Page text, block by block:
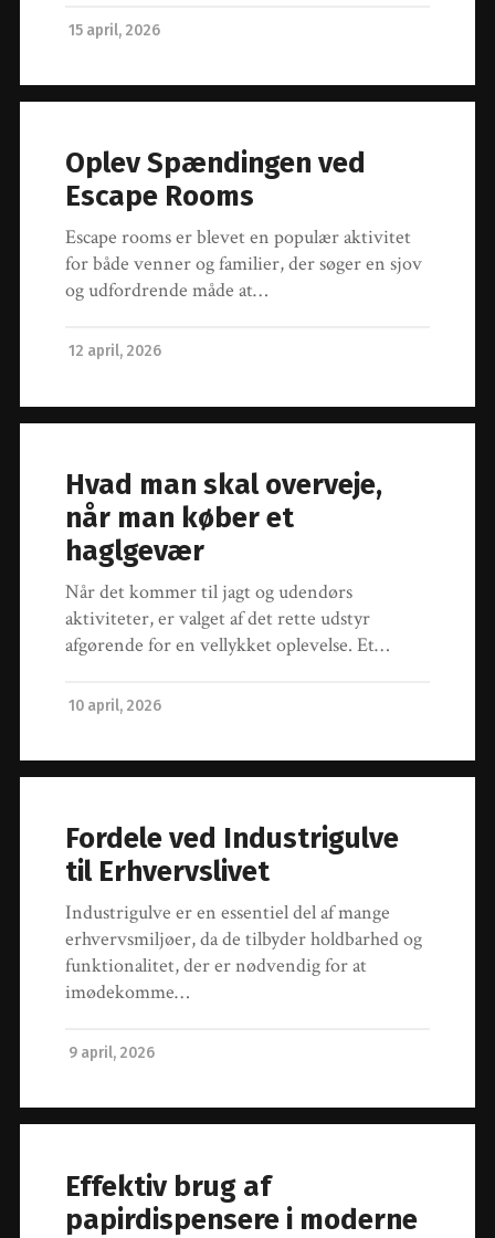
15 april, 2026
Oplev Spændingen ved
Escape Rooms
Escape rooms er blevet en populær aktivitet
for både venner og familier, der søger en sjov
og udfordrende måde at…
12 april, 2026
Hvad man skal overveje,
når man køber et
haglgevær
Når det kommer til jagt og udendørs
aktiviteter, er valget af det rette udstyr
afgørende for en vellykket oplevelse. Et…
10 april, 2026
Fordele ved Industrigulve
til Erhvervslivet
Industrigulve er en essentiel del af mange
erhvervsmiljøer, da de tilbyder holdbarhed og
funktionalitet, der er nødvendig for at
imødekomme…
9 april, 2026
Effektiv brug af
papirdispensere i moderne